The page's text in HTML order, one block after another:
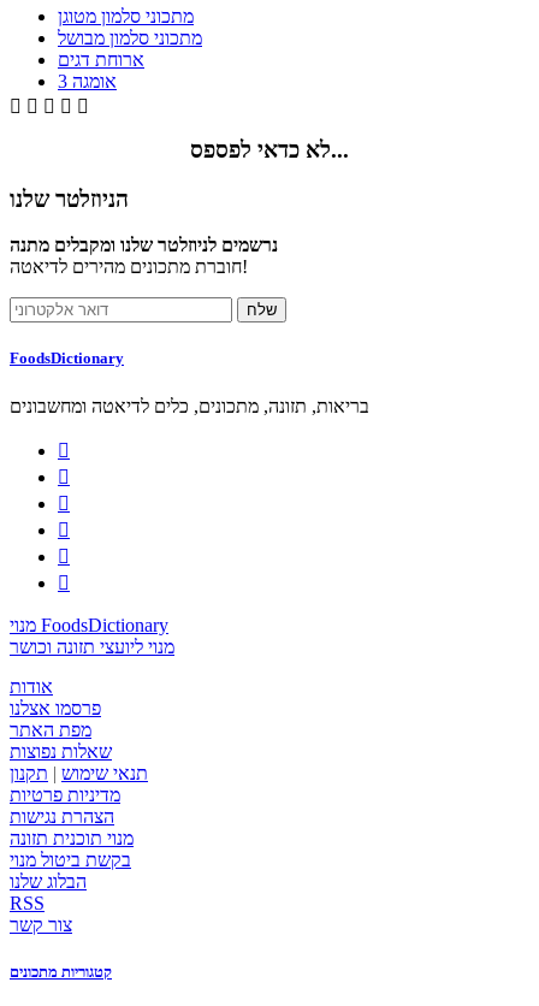
מתכוני סלמון מטוגן
מתכוני סלמון מבושל
ארוחת דגים
אומגה 3
    
לא כדאי לפספס...
הניוזלטר שלנו
נרשמים לניוזלטר שלנו ומקבלים מתנה
חוברת מתכונים מהירים לדיאטה!
FoodsDictionary
בריאות, תזונה, מתכונים, כלים לדיאטה ומחשבונים






מנוי FoodsDictionary
מנוי ליועצי תזונה וכושר
אודות
פרסמו אצלנו
מפת האתר
שאלות נפוצות
תנאי שימוש | תקנון
מדיניות פרטיות
הצהרת נגישות
מנוי תוכנית תזונה
בקשת ביטול מנוי
הבלוג שלנו
RSS
צור קשר
קטגוריות מתכונים